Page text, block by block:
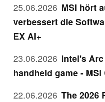
25.06.2026 MSI hört
verbessert die
EX AI+
23.06.2026 Intel's
handheld game -
22.06.2026 The 2026